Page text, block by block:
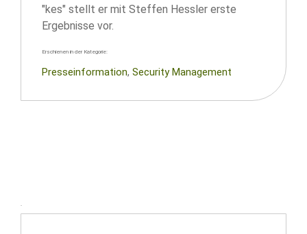
"kes" stellt er mit Steffen Hessler erste
Ergebnisse vor.
Erschienen in der Kategorie:
Presseinformation, Security Management